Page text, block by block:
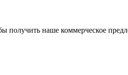
получить наше коммерческое